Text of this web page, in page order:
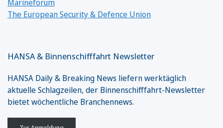
Marineforum
The European Security & Defence Union
HANSA & Binnenschifffahrt Newsletter
HANSA Daily & Breaking News liefern werktäglich
aktuelle Schlagzeilen, der Binnenschifffahrt-Newsletter
bietet wöchentliche Branchennews.